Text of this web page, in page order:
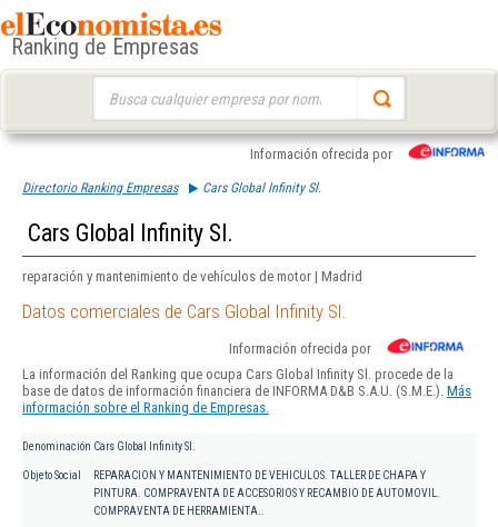
Ranking de Empresas
Información ofrecida por
Directorio Ranking Empresas Cars Global Infinity Sl.
Cars Global Infinity Sl.
reparación y mantenimiento de vehículos de motor | Madrid
Datos comerciales de Cars Global Infinity Sl.
Información ofrecida por
La información del Ranking que ocupa Cars Global Infinity Sl. procede de la
base de datos de información financiera de INFORMA D&B S.A.U. (S.M.E.). Más
información sobre el Ranking de Empresas.
Denominación Cars Global Infinity Sl.
Objeto Social
REPARACION Y MANTENIMIENTO DE VEHICULOS. TALLER DE CHAPA Y
PINTURA. COMPRAVENTA DE ACCESORIOS Y RECAMBIO DE AUTOMOVIL.
COMPRAVENTA DE HERRAMIENTA..